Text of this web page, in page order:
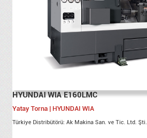
HYUNDAI WIA E160LMC
Yatay Torna | HYUNDAI WIA
Türkiye Distribütörü: Ak Makina San. ve Tic. Ltd. Şti.